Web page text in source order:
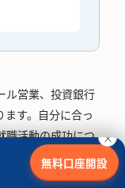
ル営業、投資銀行
す。自分に合っ
職活動の成功につ
無料口座開設
×